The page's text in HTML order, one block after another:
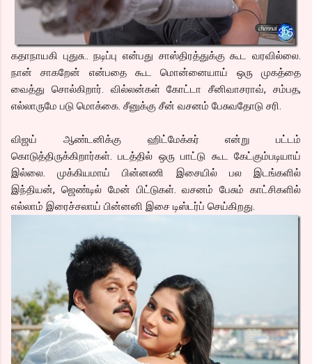
கதாநாயகி புதுசு.. நடிப்பு என்பது சாஸ்திரத்துக்கு கூட வரவில்லை.
நான் சாகறேன் என்பதை கூட மொன்னையாய் ஒரு முகத்தை
வைத்து சொல்கிறார். வில்லன்கள் கோட்டா சீனிவாசராவ், சம்பத,
எல்லாருமே படு மொக்கை. சீனுக்கு சீன் வசனம் பேசுவதோடு சரி.
விஜய் ஆண்டனிக்கு ஹிட்மேக்கர் என்று பட்டம்
கொடுத்திருக்கிறார்கள். படத்தில் ஒரு பாட்டு கூட கேட்கும்படியாய்
இல்லை. முக்கியமாய் பின்னணி இசையில் பல இடங்களில்
இந்தியன், ஜெண்டில் மேன் பிட்டுகள். வசனம் பேசும் காட்சிகளில்
எல்லாம் இரைச்சலாய் பின்னனி இசை டிஸ்டர்ப் செய்கிறது.